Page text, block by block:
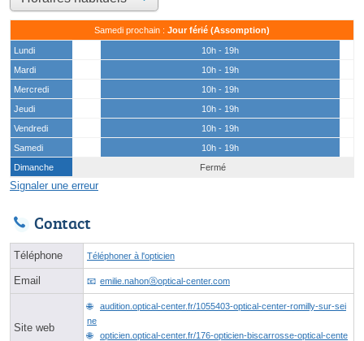
Samedi prochain : Jour férié (Assomption)
Lundi
10h - 19h
Mardi
10h - 19h
Mercredi
10h - 19h
Jeudi
10h - 19h
Vendredi
10h - 19h
Samedi
10h - 19h
Dimanche
Fermé
Signaler une erreur
Contact
Téléphone Téléphoner à l'opticien
Email emilie.nahonⓐoptical-center.com
Site web
audition.optical-center.fr/1055403-optical-center-romilly-sur-sei
ne
opticien.optical-center.fr/176-opticien-biscarrosse-optical-cente